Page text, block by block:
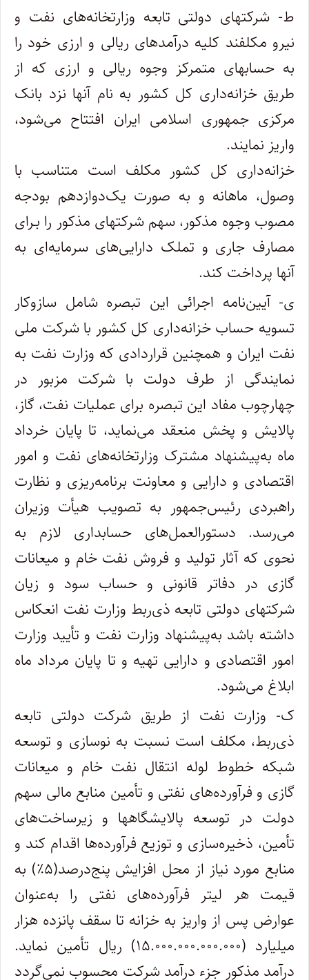
ط- شرکتهای دولتی تابعه وزارتخانه‌های نفت و
نیرو مکلفند کلیه درآمدهای ریالی و ارزی خود را
به حسابهای متمرکز وجوه ریالی و ارزی که از
طریق خزانه‌داری کل کشور به نام آنها نزد بانک
مرکزی جمهوری اسلامی ایران افتتاح می‌شود،
واریز نمایند.
خزانه‌داری کل کشور مکلف است متناسب با
وصول، ماهانه و به صورت یک‌دوازدهم بودجه
مصوب وجوه مذکور، سهم شرکتهای مذکور را بـرای
مصارف جاری و تملک دارایی‌های سرمایه‌ای به
آنها پرداخت کند.
ی- آیین‌نامه اجرائی این تبصره شامل سازوکار
تسویه حساب خزانه‌داری کل کشور با شرکت ملی
نفت ایران و همچنین قراردادی که وزارت نفت به
نمایندگی از طرف دولت با شرکت مزبور در
چهارچوب مفاد این تبصره برای عملیات نفت، گاز،
پالایش و پخش منعقد می‌نماید، تا پایان خرداد
ماه به‌پیشنهاد مشترک وزارتخانه‌های نفت و امور
اقتصادی و دارایی و معاونت برنامه‌ریزی و نظارت
راهبردی رئیس‌جمهور به ‌تصویب هیأت وزیران
می‌رسد. دستورالعمل‌های حسابداری لازم به
نحوی که آثار تولید و فروش نفت خام و میعانات
گازی در دفاتر قانونی و حساب سود و زیان
شرکتهای دولتی تابعه ذی‌ربط وزارت نفت انعکاس
داشته باشد به‌پیشنهاد وزارت‌ نفت و تأیید وزارت
امور اقتصادی و دارایی تهیه و تا پایان مرداد ماه
ابلاغ می‌شود.
ک- وزارت نفت از طریق شرکت دولتی تابعه
ذی‌ربط، مکلف است نسبت به نوسازی و توسعه
شبکه خطوط لوله انتقال نفت خام و میعانات
گازی و فرآورده‌های نفتی و تأمین منابع مالی سهم
دولت در توسعه پالایشگاهها و زیرساخت‌های
تأمین، ذخیره‌سازی و توزیع فرآورده‌ها اقدام کند و
منابع مورد نیاز از محل افزایش پنج‌درصد(۵٪) به
قیمت هر لیتر فرآورده‌های نفتی را به‌عنوان
عوارض پس از واریز به خزانه تا سقف پانزده هزار
میلیارد (۱۵.۰۰۰.۰۰۰.۰۰۰.۰۰۰) ریال تأمین نماید.
درآمد مذکور جزء درآمد شرکت محسوب نمی‌گردد